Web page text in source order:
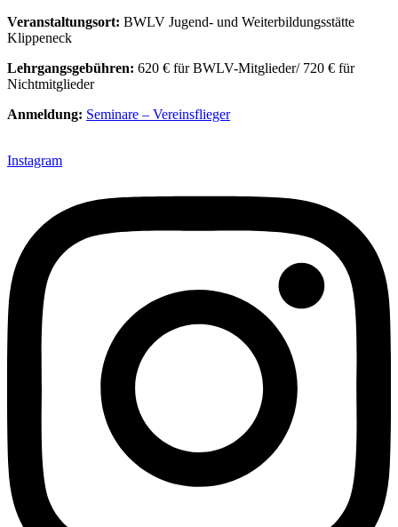
Veranstaltungsort: BWLV Jugend- und Weiterbildungsstätte
Klippeneck
Lehrgangsgebühren: 620 € für BWLV-Mitglieder/ 720 € für
Nichtmitglieder
Anmeldung: Seminare – Vereinsflieger
Instagram